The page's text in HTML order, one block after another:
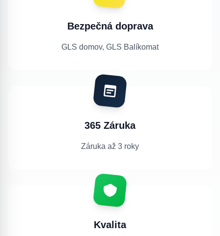
Bezpečná doprava
GLS domov, GLS Balíkomat
365 Záruka
Záruka až 3 roky
Kvalita